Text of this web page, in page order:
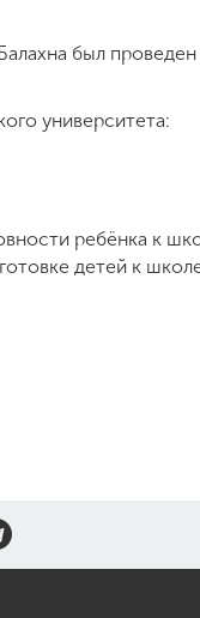
был
университета:
ребёнка к
детей к